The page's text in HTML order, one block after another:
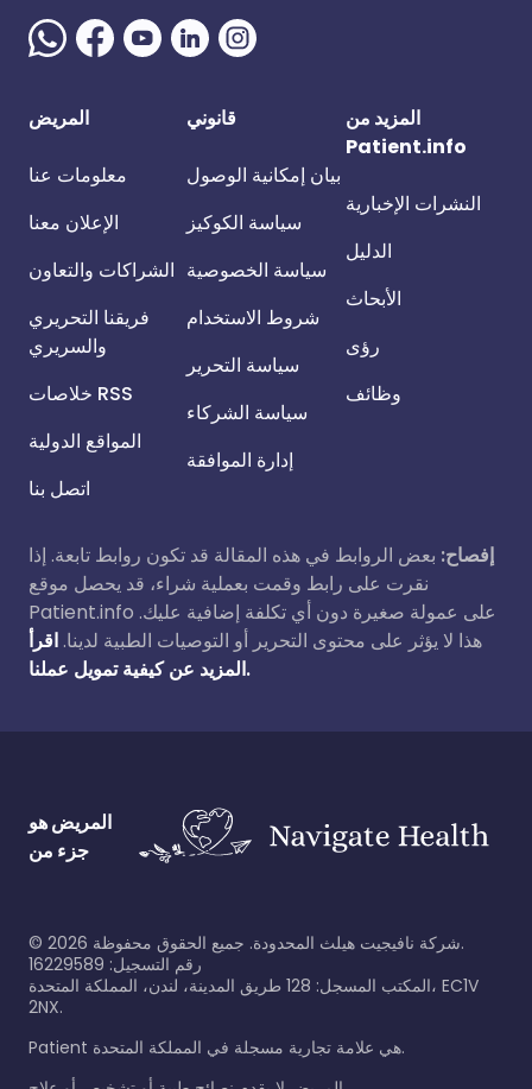
المريض
معلومات عنا
الإعلان معنا
الشراكات والتعاون
فريقنا التحريري
والسريري
خلاصات RSS
المواقع الدولية
اتصل بنا
قانوني
بيان إمكانية الوصول
سياسة الكوكيز
سياسة الخصوصية
شروط الاستخدام
سياسة التحرير
سياسة الشركاء
إدارة الموافقة
المزيد من
Patient.info
النشرات الإخبارية
الدليل
الأبحاث
رؤى
وظائف
إفصاح: بعض الروابط في هذه المقالة قد تكون روابط تابعة. إذا
نقرت على رابط وقمت بعملية شراء، قد يحصل موقع
Patient.info على عمولة صغيرة دون أي تكلفة إضافية عليك.
هذا لا يؤثر على محتوى التحرير أو التوصيات الطبية لدينا. اقرأ
المزيد عن كيفية تمويل عملنا.
المريض هو
جزء من
© 2026
شركة نافيجيت هيلث المحدودة. جميع الحقوق محفوظة.
رقم التسجيل: 16229589
المكتب المسجل: 128 طريق المدينة، لندن، المملكة المتحدة، EC1V
2NX.
Patient هي علامة تجارية مسجلة في المملكة المتحدة.